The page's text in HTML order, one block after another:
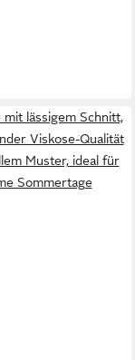
mit lässigem Schnitt,
Viskose-Qualität
Muster, ideal für
Sommertage